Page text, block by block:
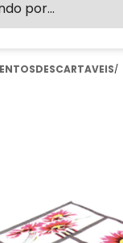
DESCARTAVEIS